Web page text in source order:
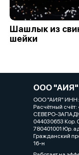
Шашлык из
шейки
ООО "АИЯ"
ООО "АИЯ" ИНН:
Расчётный
СЕВЕРО-
044030653 Кор.
780401001 Юр.
Гражданский
16-н